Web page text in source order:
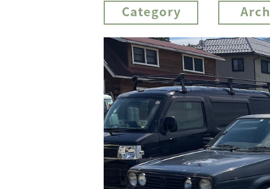
Category